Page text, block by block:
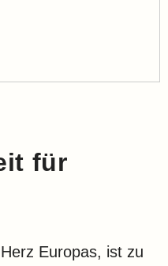
für
Europas, ist zu